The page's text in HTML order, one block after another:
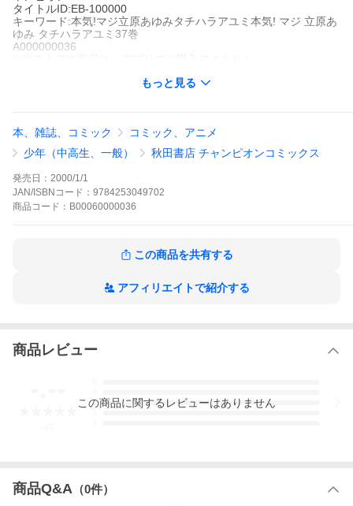
タイトルID:EB-100000
キーワード:本気!マジ立原あゆみタチハラアユミ本気! マジ 立原あ
ゆみ タチハラアユミ37巻
A000000036
長野は本気をつぶすため、今度は風組破門中の小田切をつかって
きた。小田切は本気と縁のある九十九組に目をつけ、ちょっかい
を出し始めた。危なくなった九十九組は本気に助けを求める。そ
のとき小田切の処分について緊急草書会議が開かれることになっ
たが、本気は会議に出ず、九十九組へ向かい、なんなく小田切達
をつぶしてしまった。その後決まった会議の決定事項は本気に小
田切をつぶさせる事だった。渚に戻った本気。だが翌朝、本気は
もっと見る
本、雑誌、コミック
コミック、アニメ
少年（中高生、一般）
秋田書店 チャンピオンコミックス
発売日： 2000/1/1
JAN/ISBNコード： 9784253049702
商品 コード： B00060000036
この商品を共有する
アフィリエイトで紹介する
商品レビュー
3
この商品に関するレビューはありません
商品Q&A （0件）